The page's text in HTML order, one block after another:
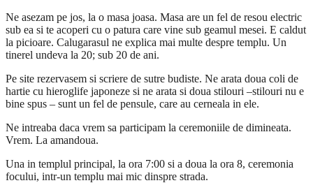
Ne asezam pe jos, la o masa joasa. Masa are un fel de resou electric
sub ea si te acoperi cu o patura care vine sub geamul mesei. E caldut
la picioare. Calugarasul ne explica mai multe despre templu. Un
tinerel undeva la 20; sub 20 de ani.
Pe site rezervasem si scriere de sutre budiste. Ne arata doua coli de
hartie cu hieroglife japoneze si ne arata si doua stilouri –stilouri nu e
bine spus – sunt un fel de pensule, care au cerneala in ele.
Ne intreaba daca vrem sa participam la ceremoniile de dimineata.
Vrem. La amandoua.
Una in templul principal, la ora 7:00 si a doua la ora 8, ceremonia
focului, intr-un templu mai mic dinspre strada.